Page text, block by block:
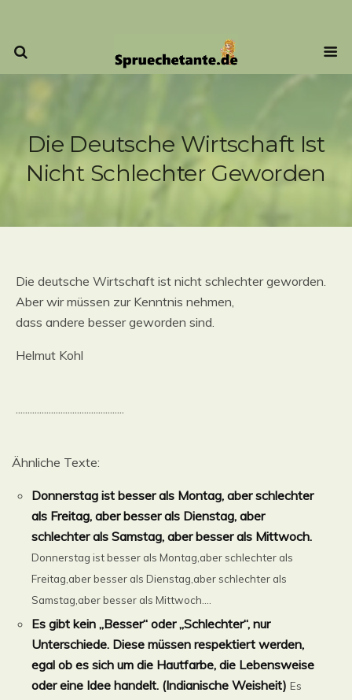
Die Deutsche Wirtschaft Ist
Nicht Schlechter Geworden
Die deutsche Wirtschaft ist nicht schlechter geworden.
Aber wir müssen zur Kenntnis nehmen,
dass andere besser geworden sind.
Helmut Kohl
..............................................
Ähnliche Texte:
Donnerstag ist besser als Montag, aber schlechter
als Freitag, aber besser als Dienstag, aber
schlechter als Samstag, aber besser als Mittwoch.
Donnerstag ist besser als Montag,aber schlechter als
Freitag,aber besser als Dienstag,aber schlechter als
Samstag,aber besser als Mittwoch....
Es gibt kein „Besser“ oder „Schlechter“, nur
Unterschiede. Diese müssen respektiert werden,
egal ob es sich um die Hautfarbe, die Lebensweise
oder eine Idee handelt. (Indianische Weisheit) Es